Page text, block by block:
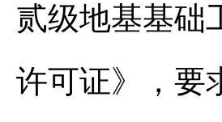
贰级地基基础
许可证》，要